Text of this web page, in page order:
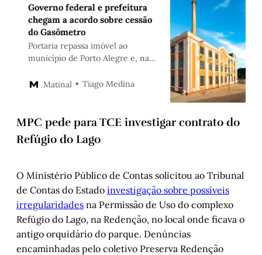
Governo federal e prefeitura
chegam a acordo sobre cessão
do Gasômetro
Portaria repassa imóvel ao
município de Porto Alegre e, na
Matinal
Tiago Medina
MPC pede para TCE investigar contrato do
Refúgio do Lago
O Ministério Público de Contas solicitou ao Tribunal
de Contas do Estado investigação sobre possíveis
irregularidades na Permissão de Uso do complexo
Refúgio do Lago, na Redenção, no local onde ficava o
antigo orquidário do parque. Denúncias
encaminhadas pelo coletivo Preserva Redenção